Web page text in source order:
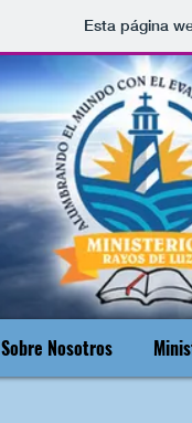
Esta página
Sobre Nosotros